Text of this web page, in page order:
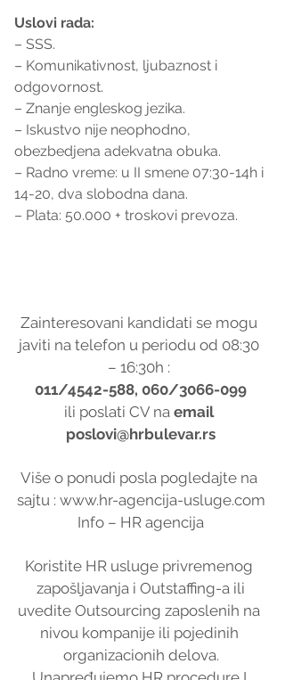
Uslovi rada:
– SSS.
– Komunikativnost, ljubaznost i
odgovornost.
– Znanje engleskog jezika.
– Iskustvo nije neophodno,
obezbedjena adekvatna obuka.
– Radno vreme: u II smene 07:30-14h i
14-20, dva slobodna dana.
– Plata: 50.000 + troskovi prevoza.
Zainteresovani kandidati se mogu
javiti na telefon u periodu od 08:30
– 16:30h :
011/4542-588, 060/3066-099
ili poslati CV na email
poslovi@hrbulevar.rs
Više o ponudi posla pogledajte na
sajtu : www.hr-agencija-usluge.com
Info – HR agencija
Koristite HR usluge privremenog
zapošljavanja i Outstaffing-a ili
uvedite Outsourcing zaposlenih na
nivou kompanije ili pojedinih
organizacionih delova.